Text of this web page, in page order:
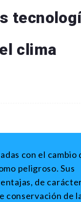
clima
con el cambio
peligroso. Sus
de
conservación de